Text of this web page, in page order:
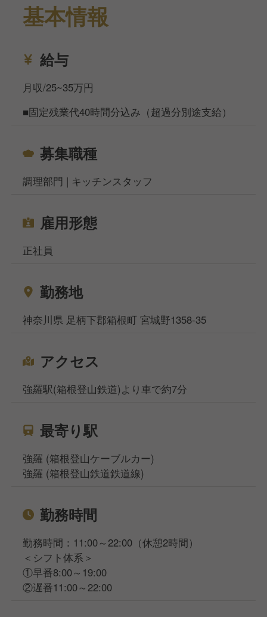
基本情報
給与
月収/25~35万円
■固定残業代40時間分込み（超過分別途支給）
募集職種
調理部門 | キッチンスタッフ
雇用形態
正社員
勤務地
神奈川県 足柄下郡箱根町 宮城野1358-35
アクセス
強羅駅(箱根登山鉄道)より車で約7分
最寄り駅
強羅 (箱根登山ケーブルカー)
強羅 (箱根登山鉄道鉄道線)
勤務時間
勤務時間：11:00～22:00（休憩2時間）
＜シフト体系＞
①早番8:00～19:00
②遅番11:00～22:00